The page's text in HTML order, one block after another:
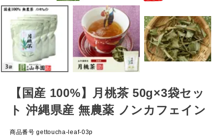
【国産 100%】月桃茶 50g×3袋セッ
ト 沖縄県産 無農薬 ノンカフェイン
商品番号 gettoucha-leaf-03p